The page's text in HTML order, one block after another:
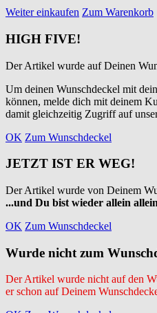
Weiter einkaufen Zum Warenkorb
HIGH FIVE!
Der Artikel wurde auf Deinen
Um deinen Wunschdeckel mit
können, melde dich mit deinem
damit gleichzeitig Zugriff auf
OK Zum Wunschdeckel
JETZT IST ER WEG!
Der Artikel wurde von Deinem
...und Du bist wieder allein
OK Zum Wunschdeckel
Wurde nicht zum
Der Artikel wurde nicht auf den
er schon auf Deinem